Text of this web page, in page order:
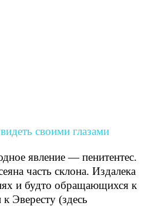
явление — пенитентес.
часть склона. Издалека
и будто обращающихся к
Эвересту (здесь